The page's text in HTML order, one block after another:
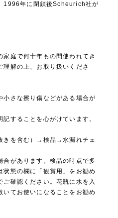
1996年に閉鎖後Scheurich社が
庭で何十年もの間使われてき
解の上、お取り扱いくださ
さな擦り傷などがある場合が
することを心がけています。
きを含む）→検品→水漏れチェ
合があります。検品の時点で多
状態の欄に「観賞用」をお勧め
確認ください。花瓶に水を入
いてお使いになることをお勧め